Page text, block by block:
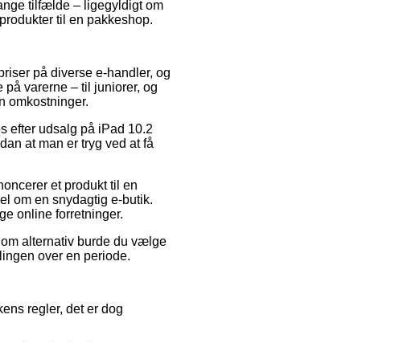
tilfælde – ligegyldigt om
til en pakkeshop.
på diverse e-handler, og
varerne – til juniorer, og
omkostninger.
efter udsalg på iPad 10.2
at man er tryg ved at få
et produkt til en
om en snydagtig e-butik.
online forretninger.
alternativ burde du vælge
over en periode.
regler, det er dog